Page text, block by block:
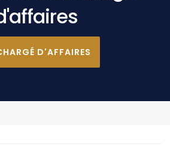
D'AFFAIRES